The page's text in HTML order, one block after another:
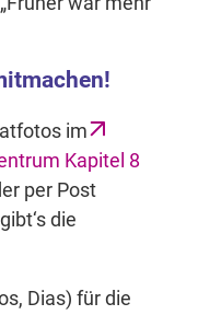
im
Kapitel 8
per Post
die
Dias) für die